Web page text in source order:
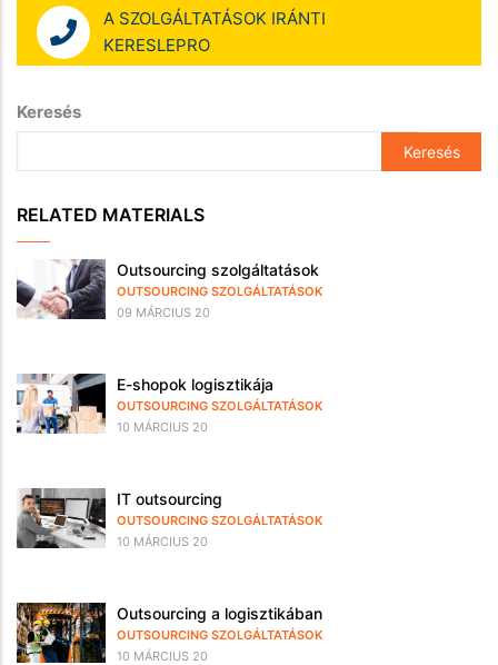
A SZOLGÁLTATÁSOK IRÁNTI
KERESLEPRO
Keresés
RELATED MATERIALS
Outsourcing szolgáltatások
OUTSOURCING SZOLGÁLTATÁSOK
09 MÁRCIUS 20
E-shopok logisztikája
OUTSOURCING SZOLGÁLTATÁSOK
10 MÁRCIUS 20
IT outsourcing
OUTSOURCING SZOLGÁLTATÁSOK
10 MÁRCIUS 20
Outsourcing a logisztikában
OUTSOURCING SZOLGÁLTATÁSOK
10 MÁRCIUS 20